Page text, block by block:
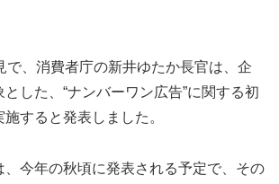
で、消費者庁の新井ゆたか長官は、企
した、“ナンバーワン広告”に関する初
すると発表しました。
、今年の秋頃に発表される予定で、その